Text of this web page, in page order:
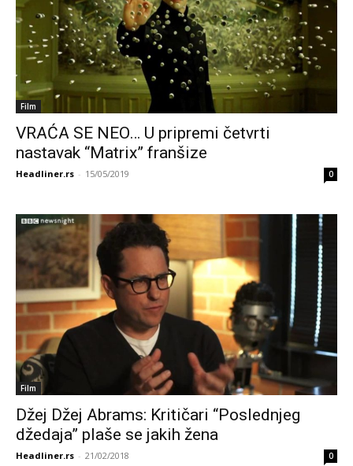
Film
VRAĆA SE NEO… U pripremi četvrti
nastavak “Matrix” franšize
Headliner.rs - 15/05/2019 0
Film
Džej Džej Abrams: Kritičari “Poslednjeg
džedaja” plaše se jakih žena
Headliner.rs - 21/02/2018 0